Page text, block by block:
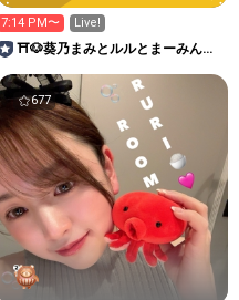
7:14 PM〜 Live!
⛩🐶葵乃まみとルルとまーみん谷
677